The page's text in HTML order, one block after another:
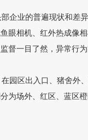
企业的普遍现状和差
眼相机、红外热成像
督一目了然，异常行
园区出入口、猪舍外
为场外、红区、蓝区